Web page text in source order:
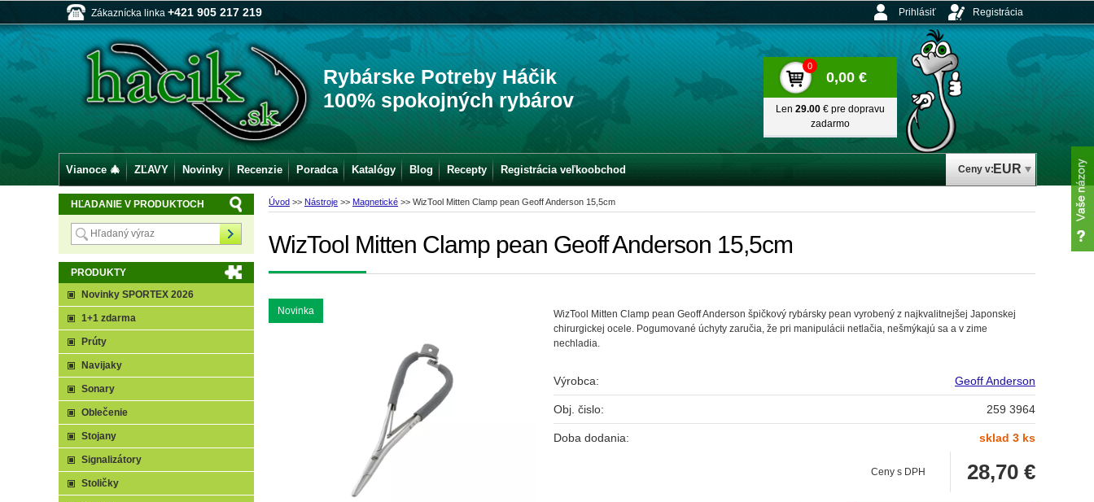
Zákaznícka linka +421 905 217 219
Rybárske Potreby Háčik
100% spokojných rybárov
Ceny v: EUR
Prihlásiť Registrácia
0
0,00 €
Len 29.00 € pre dopravu
zadarmo
Úvod >> Nástroje >> Magnetické >> WizTool Mitten Clamp pean Geoff Anderson 15,5cm
WizTool Mitten Clamp pean Geoff Anderson 15,5cm
Novinka
WizTool Mitten Clamp pean Geoff Anderson špičkový rybársky pean vyrobený z najkvalitnejšej Japonskej
chirurgickej ocele. Pogumované úchyty zaručia, že pri manipulácii netlačia, nešmýkajú sa a v zime
nechladia.
Výrobca: Geoff Anderson
Obj. čislo: 259 3964
Doba dodania: sklad 3 ks
Ceny s DPH 28,70 €
HĽADANIE V PRODUKTOCH
PRODUKTY
Novinky SPORTEX 2026
1+1 zdarma
Prúty
Navijaky
Sonary
Oblečenie
Stojany
Signalizátory
Stoličky
Vianoce 🎄 ZĽAVY Novinky Recenzie Poradca Katalógy Blog Recepty Registrácia veľkoobchod